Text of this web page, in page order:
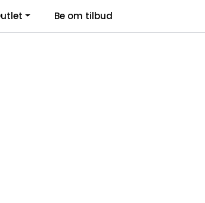
Kontakt Oss Logg inn
Be om tilbud